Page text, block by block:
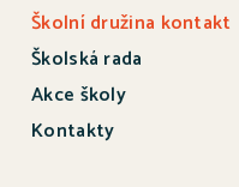
Školní družina kontakt
Školská rada
Akce školy
Kontakty